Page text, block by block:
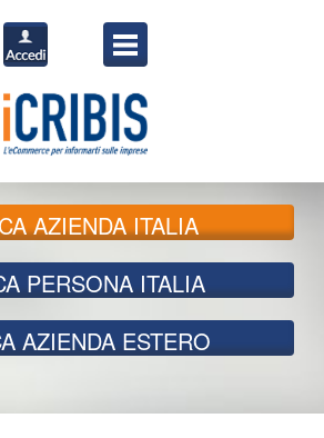
AZIENDA ITALIA
PERSONA ITALIA
AZIENDA ESTERO